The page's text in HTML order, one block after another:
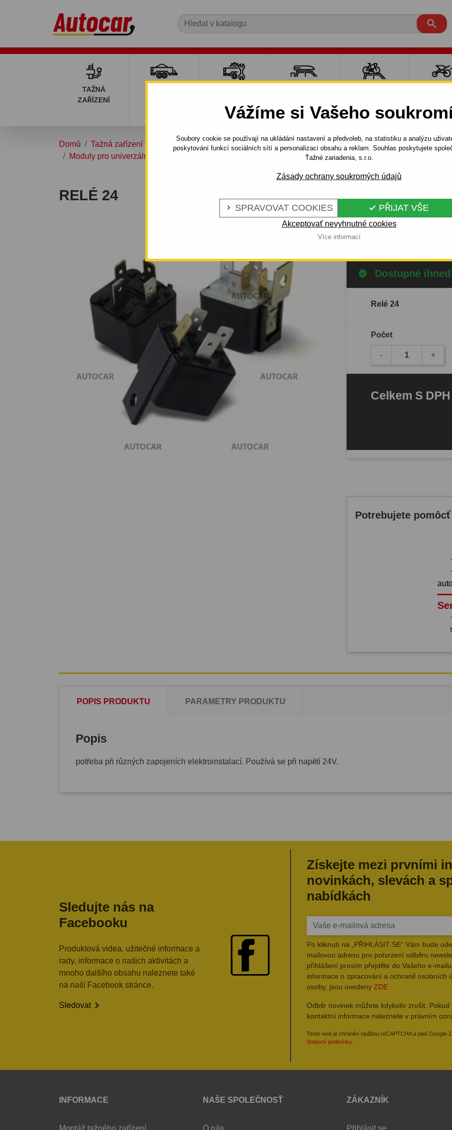
Vážíme si Vašeho
Soubory cookie se používají na ukládání nastavení a předvoleb, na statistiku a analýzu
poskytování funkcí sociálních sítí a personalizaci obsahu a reklam. Souhlas poskytujete
Ťažné zariadenia, s.r.o.
Zásady ochrany soukromých údajů
 SPRAVOVAT COOKIES  PŘIJAT VŠE
Akceptovať nevyhnutné cookies
Více informací

TAŽNÁ
ZAŘÍZENÍ
VOZÍKY
Domů Tažná zařízení Doplňky a náhradní díly pro tažné zařízení Elektroinstalace
Univerzální
Moduly pro univerzální elektroinstalace
RELÉ 24
potřeba při různých
Celý popis produktu
Dostupné ihned
Relé 24
Počet
- +
Celkem S
Potrebujete
POPIS PRODUKTU PARAMETRY PRODUKTU
Popis
potřeba při různých zapojeních elektroinstalací. Používá se při napětí 24V.
Sledujte nás na
Facebooku
Produktová videa, užitečné informace a
rady, informace o našich aktivitách a
mnoho dalšího obsahu naleznete také
na naší Facebook stránce.
Sledovat
Získejte mezi prvními
novinkách, slevách a
nabídkách
Po kliknutí na „PŘIHLÁSIT SE“ Vám bude
mailovou adresu pro potvrzení odběru
přihlášení prosím přejděte do Vašeho e-
informace o zpracování a ochraně osobních
osoby, jsou uvedeny ZDE
Odběr novinek můžete kdykoliv zrušit.
kontaktní informace naleznete v právním
Tento web je chráněn službou reCAPTCHA a platí Google
Smluvní podmínky.
INFORMACE
Montáž tažného zařízení
NAŠE SPOLEČNOSŤ
O nás
ZÁKAZNÍK
Přihlásit se